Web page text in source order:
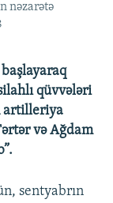
nəzarətə
qüvvələri
artilleriya
və Ağdam
sentyabrın